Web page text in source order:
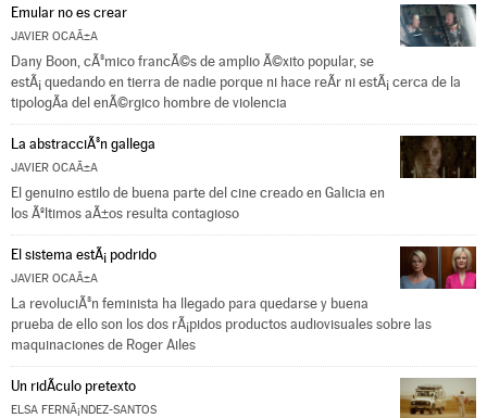
Emular no es crear
JAVIER OCAÃ±A
Dany Boon, cÃ³mico francÃ©s de amplio Ã©xito popular, se
estÃ¡ quedando en tierra de nadie porque ni hace reÃ­r ni estÃ¡ cerca de la
tipologÃ­a del enÃ©rgico hombre de violencia
La abstracciÃ³n gallega
JAVIER OCAÃ±A
El genuino estilo de buena parte del cine creado en Galicia en
los Ãºltimos aÃ±os resulta contagioso
El sistema estÃ¡ podrido
JAVIER OCAÃ±A
La revoluciÃ³n feminista ha llegado para quedarse y buena
prueba de ello son los dos rÃ¡pidos productos audiovisuales sobre las
maquinaciones de Roger Ailes
Un ridÃ­culo pretexto
ELSA FERNÃ¡NDEZ-SANTOS